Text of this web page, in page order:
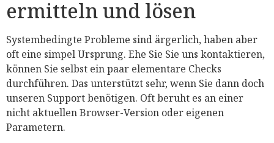
ermitteln und lösen
Systembedingte Probleme sind ärgerlich, haben aber
oft eine simpel Ursprung. Ehe Sie Sie uns kontaktieren,
können Sie selbst ein paar elementare Checks
durchführen. Das unterstützt sehr, wenn Sie dann doch
unseren Support benötigen. Oft beruht es an einer
nicht aktuellen Browser-Version oder eigenen
Parametern.